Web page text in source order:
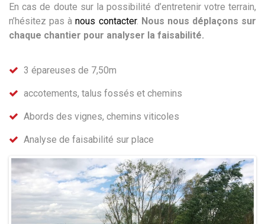
En cas de doute sur la possibilité d’entretenir votre terrain,
n’hésitez pas ànous contacter. Nous nous déplaçons sur
chaque chantier pour analyser la faisabilité.
3 épareuses de 7,50m
accotements, talus fossés et chemins
Abords des vignes, chemins viticoles
Analyse de faisabilité sur place